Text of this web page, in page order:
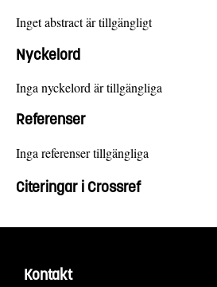
Inget abstract är tillgängligt
Nyckelord
Inga nyckelord är tillgängliga
Referenser
Inga referenser tillgängliga
Citeringar i Crossref
Kontakt